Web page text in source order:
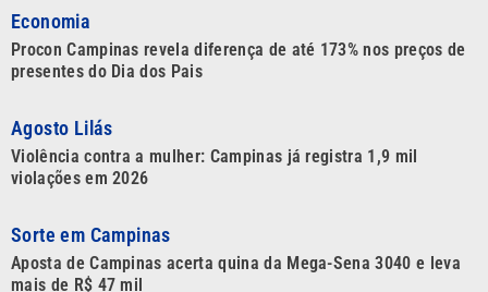
Economia
Procon Campinas revela diferença de até 173% nos preços de
presentes do Dia dos Pais
Agosto Lilás
Violência contra a mulher: Campinas já registra 1,9 mil
violações em 2026
Sorte em Campinas
Aposta de Campinas acerta quina da Mega-Sena 3040 e leva
mais de R$ 47 mil